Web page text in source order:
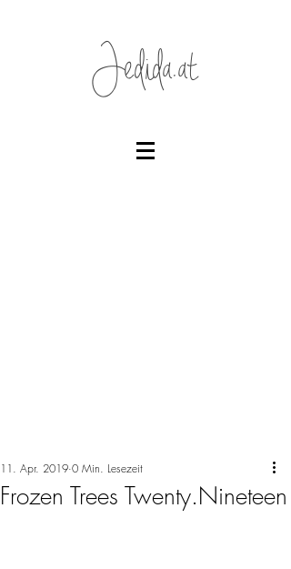
Jedida.at
Frozen Trees Twenty.Nineteen
11. Apr. 2019 0 Min. Lesezeit